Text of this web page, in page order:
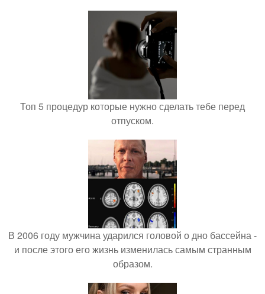
Топ 5 процедур которые нужно сделать тебе перед
отпуском.
В 2006 году мужчина ударился головой о дно бассейна -
и после этого его жизнь изменилась самым странным
образом.